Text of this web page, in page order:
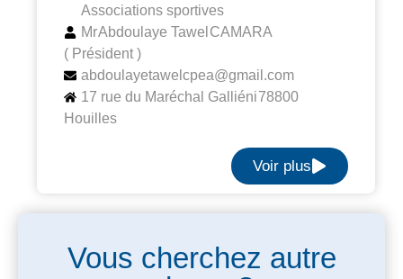
Associations sportives
MrAbdoulaye Tawel CAMARA
( Président )
abdoulayetawelcpea@gmail.com
17 rue du Maréchal Galliéni78800
Houilles
Voir plus
Vous cherchez autre